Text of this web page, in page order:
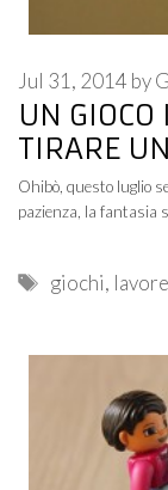
UN
TIRARE
Jul 31, 2014 by
Ohibò, questo luglio
pazienza, la fantasia
Tags
giochi,